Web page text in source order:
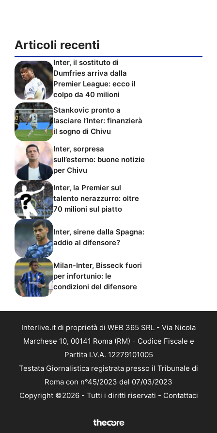
Articoli recenti
Inter, il sostituto di
Dumfries arriva dalla
Premier League: ecco il
colpo da 40 milioni
Stankovic pronto a
lasciare l’Inter: finanzierà
il sogno di Chivu
Inter, sorpresa
sull’esterno: buone notizie
per Chivu
Inter, la Premier sul
talento nerazzurro: oltre
70 milioni sul piatto
Inter, sirene dalla Spagna:
addio al difensore?
Milan-Inter, Bisseck fuori
per infortunio: le
condizioni del difensore
Interlive.it di proprietà di WEB 365 SRL - Via Nicola
Marchese 10, 00141 Roma (RM) - Codice Fiscale e
Partita I.V.A. 12279101005
Testata Giornalistica registrata presso il Tribunale di
Roma con n°45/2023 del 07/03/2023
Copyright ©2026 - Tutti i diritti riservati - Contattaci